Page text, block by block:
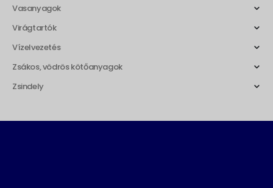
Vasanyagok
Virágtartók
Vízelvezetés
Zsákos, vödrös kötőanyagok
Zsindely